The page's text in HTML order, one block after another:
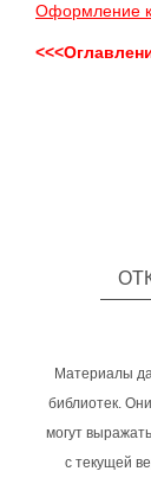
Оформление
Материалы
библиотек.
могут
с текущей